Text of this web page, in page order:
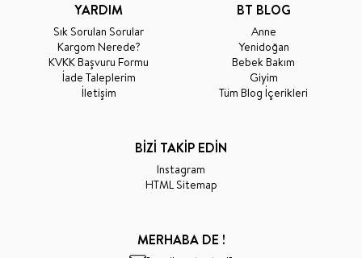
YARDIM
Sık Sorulan Sorular
Kargom Nerede?
KVKK Başvuru Formu
İade Taleplerim
İletişim
BT BLOG
Anne
Yenidoğan
Bebek Bakım
Giyim
Tüm Blog İçerikleri
BİZİ TAKİP EDİN
Instagram
HTML Sitemap
MERHABA DE !